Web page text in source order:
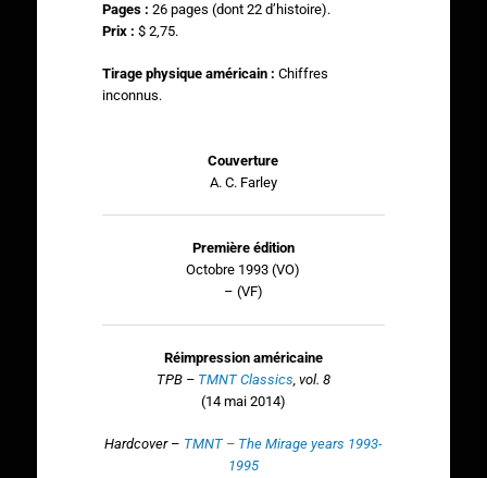
Pages : 26 pages (dont 22 d’histoire).
Prix : $ 2,75.
Tirage physique américain : Chiffres
inconnus.
Couverture
A. C. Farley
Première édition
Octobre 1993 (VO)
– (VF)
Réimpression américaine
TPB – TMNT Classics , vol. 8
(14 mai 2014)
Hardcover– TMNT – The Mirage years 1993-
1995